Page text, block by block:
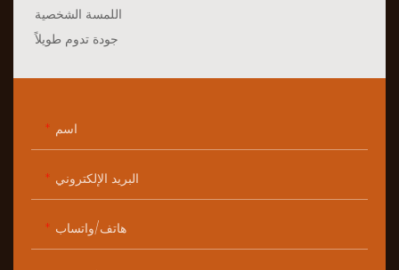
اللمسة الشخصية
جودة تدوم طويلاً
اسم
البريد الإلكتروني
هاتف/واتساب